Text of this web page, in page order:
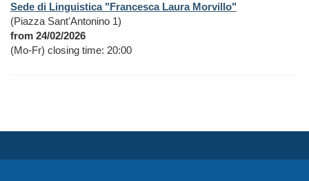
Sede di Linguistica "Francesca Laura Morvillo"
(Piazza Sant'Antonino 1)
from 24/02/2026
(Mo-Fr) closing time: 20:00